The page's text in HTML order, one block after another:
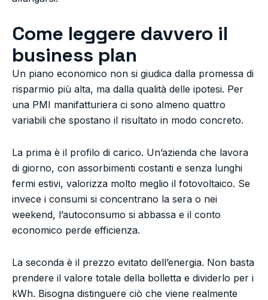
Come leggere davvero il
business plan
Un piano economico non si giudica dalla promessa di
risparmio più alta, ma dalla qualità delle ipotesi. Per
una PMI manifatturiera ci sono almeno quattro
variabili che spostano il risultato in modo concreto.
La prima è il profilo di carico. Un’azienda che lavora
di giorno, con assorbimenti costanti e senza lunghi
fermi estivi, valorizza molto meglio il fotovoltaico. Se
invece i consumi si concentrano la sera o nei
weekend, l’autoconsumo si abbassa e il conto
economico perde efficienza.
La seconda è il prezzo evitato dell’energia. Non basta
prendere il valore totale della bolletta e dividerlo per i
kWh. Bisogna distinguere ciò che viene realmente